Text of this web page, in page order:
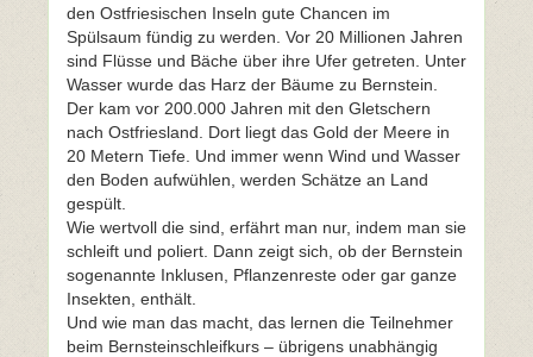
den Ostfriesischen Inseln gute Chancen im
Spülsaum fündig zu werden. Vor 20 Millionen Jahren
sind Flüsse und Bäche über ihre Ufer getreten. Unter
Wasser wurde das Harz der Bäume zu Bernstein.
Der kam vor 200.000 Jahren mit den Gletschern
nach Ostfriesland. Dort liegt das Gold der Meere in
20 Metern Tiefe. Und immer wenn Wind und Wasser
den Boden aufwühlen, werden Schätze an Land
gespült.
Wie wertvoll die sind, erfährt man nur, indem man sie
schleift und poliert. Dann zeigt sich, ob der Bernstein
sogenannte Inklusen, Pflanzenreste oder gar ganze
Insekten, enthält.
Und wie man das macht, das lernen die Teilnehmer
beim Bernsteinschleifkurs – übrigens unabhängig